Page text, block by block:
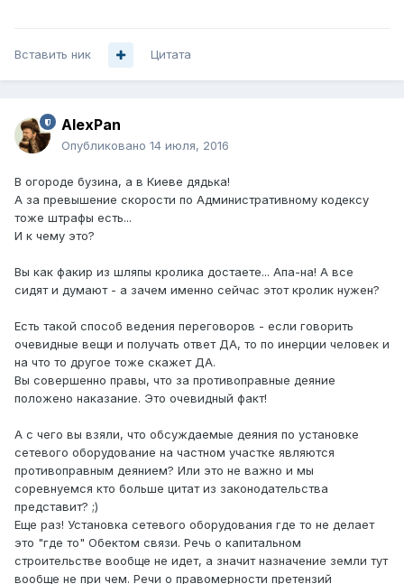
Вставить ник Цитата
AlexPan
Опубликовано 14 июля, 2016
В огороде бузина, а в Киеве дядька!
А за превышение скорости по Административному кодексу
тоже штрафы есть...
И к чему это?
Вы как факир из шляпы кролика достаете... Апа-на! А все
сидят и думают - а зачем именно сейчас этот кролик нужен?
Есть такой способ ведения переговоров - если говорить
очевидные вещи и получать ответ ДА, то по инерции человек и
на что то другое тоже скажет ДА.
Вы совершенно правы, что за противоправные деяние
положено наказание. Это очевидный факт!
А с чего вы взяли, что обсуждаемые деяния по установке
сетевого оборудование на частном участке являются
противоправным деянием? Или это не важно и мы
соревнуемся кто больше цитат из законодательства
представит? ;)
Еще раз! Установка сетевого оборудования где то не делает
это "где то" Обектом связи. Речь о капитальном
строительстве вообще не идет, а значит назначение земли тут
вообще не при чем. Речи о правомерности претензий